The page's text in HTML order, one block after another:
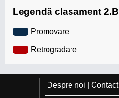
Legendă clasament
Promovare
Retrogradare
Despre noi Contact